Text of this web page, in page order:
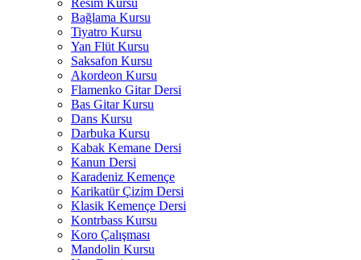
Resim Kursu
Bağlama Kursu
Tiyatro Kursu
Yan Flüt Kursu
Saksafon Kursu
Akordeon Kursu
Flamenko Gitar Dersi
Bas Gitar Kursu
Dans Kursu
Darbuka Kursu
Kabak Kemane Dersi
Kanun Dersi
Karadeniz Kemençe
Karikatür Çizim Dersi
Klasik Kemençe Dersi
Kontrbass Kursu
Koro Çalışması
Mandolin Kursu